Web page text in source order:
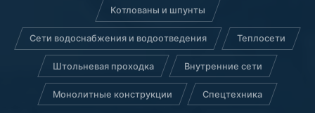
Котлованы и шпунты
Сети водоснабжения и водоотведения Теплосети
Штольневая проходка Внутренние сети
Монолитные конструкции Спецтехника